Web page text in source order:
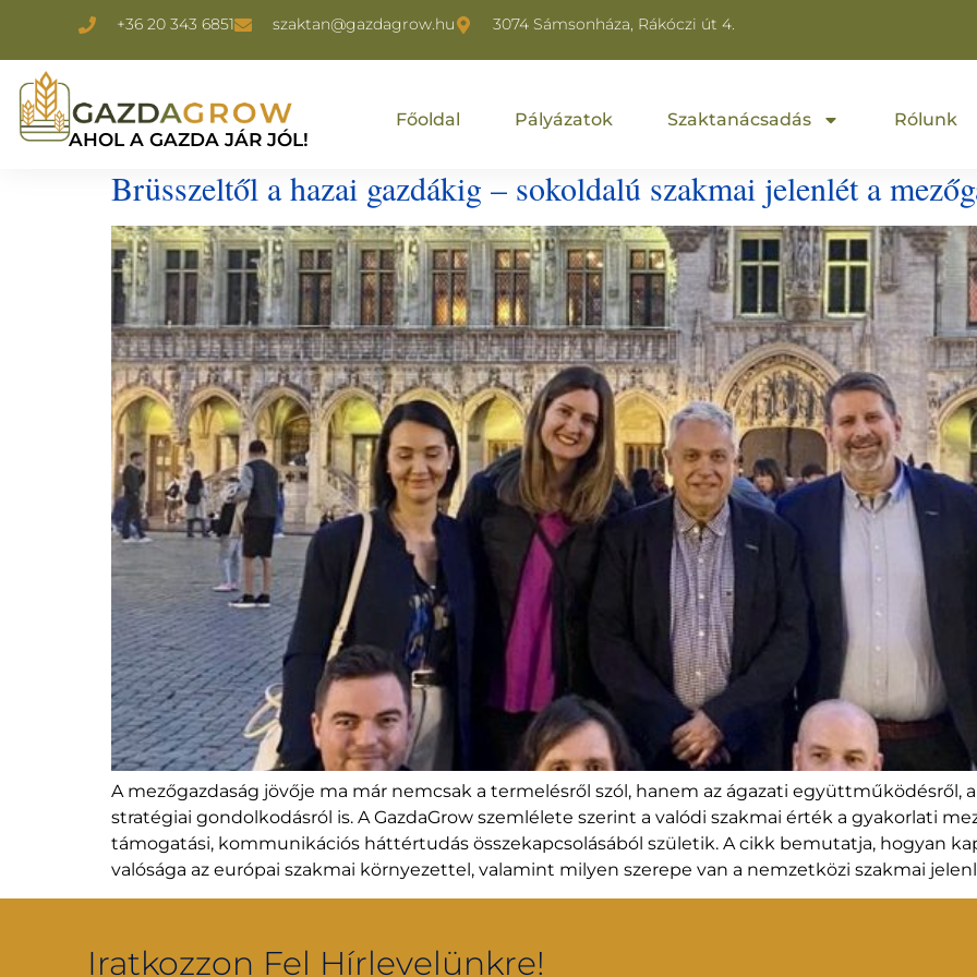
+36 20 343 6851 szaktan@gazdagrow.hu 3074 Sámsonháza, Rákóczi út 4.
Főoldal Pályázatok Szaktanácsadás Rólunk
AHOL A GAZDA JÁR JÓL!
Brüsszeltől a hazai gazdákig – sokoldalú szakmai jelenlét a
A mezőgazdaság jövője ma már nemcsak a termelésről szól, hanem az ágazati együttműködésről,
stratégiai gondolkodásról is. A GazdaGrow szemlélete szerint a valódi szakmai érték a gyakorlati
támogatási, kommunikációs háttértudás összekapcsolásából születik. A cikk bemutatja, hogyan
valósága az európai szakmai környezettel, valamint milyen szerepe van a nemzetközi szakmai
Iratkozzon Fel Hírlevelünkre!